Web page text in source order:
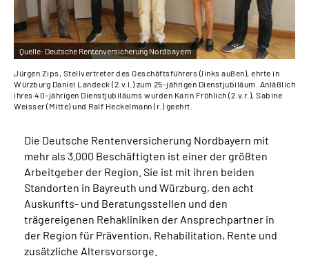
Mein Kundenportal
Quelle: Deutsche Rentenversicherung Nordbayern
Jürgen Zips, Stellvertreter des Geschäftsführers (links außen), ehrte in
Würzburg Daniel Landeck (2.v.l.) zum 25-jährigen Dienstjubiläum. Anläßlich
ihres 40-jährigen Dienstjubiläums wurden Karin Fröhlich (2.v.r.), Sabine
Weisser (Mitte) und Ralf Heckelmann (r.) geehrt.
Die Deutsche Rentenversicherung Nordbayern mit
mehr als 3.000 Beschäftigten ist einer der größten
Arbeitgeber der Region. Sie ist mit ihren beiden
Standorten in Bayreuth und Würzburg, den acht
Auskunfts- und Beratungsstellen und den
trägereigenen Rehakliniken der Ansprechpartner in
der Region für Prävention, Rehabilitation, Rente und
zusätzliche Altersvorsorge.